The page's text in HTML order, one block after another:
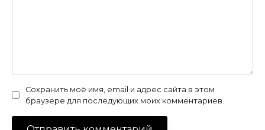
Сохранить моё имя, email и адрес сайта в этом
браузере для последующих моих комментариев.